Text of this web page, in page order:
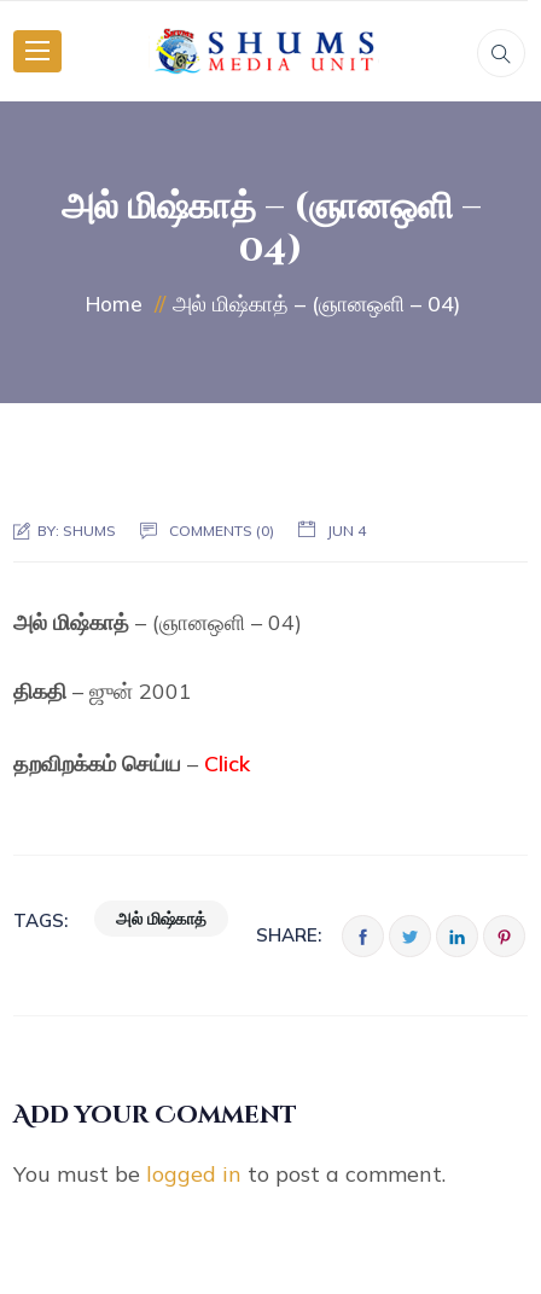
அல் மிஷ்காத் – (ஞானஒளி –
04)
Home அல் மிஷ்காத் – (ஞானஒளி – 04)
BY: SHUMS COMMENTS (0) JUN 4
அல் மிஷ்காத் – (ஞானஒளி – 04)
திகதி – ஜுன் 2001
தறவிறக்கம் செய்ய – Click
TAGS: அல் மிஷ்காத்
SHARE:
Add your Comment
You must be logged in to post a comment.